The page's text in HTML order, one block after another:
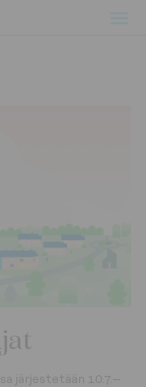
järjestetään 10.7.–